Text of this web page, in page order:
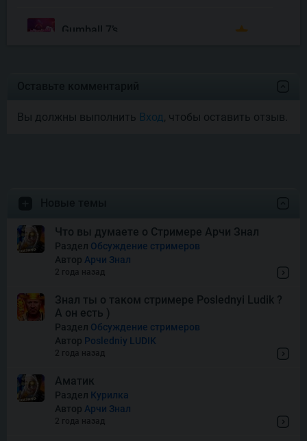
Gumball 7’s
Money Mariachi Infinity
Snake’s Gold Dream Drop
Squish
Thor of Asgard
Вы должны выполнить Вход, чтобы оставить отзыв.
Что вы думаете о Стримере Арчи Знал
Раздел Обсуждение стримеров
Автор Арчи Знал
2 года назад
Знал ты о таком стримере Poslednyi Ludik ?
А он есть )
Раздел Обсуждение стримеров
Автор Posledniy LUDIK
2 года назад
Аматик
Раздел Курилка
Автор Арчи Знал
2 года назад